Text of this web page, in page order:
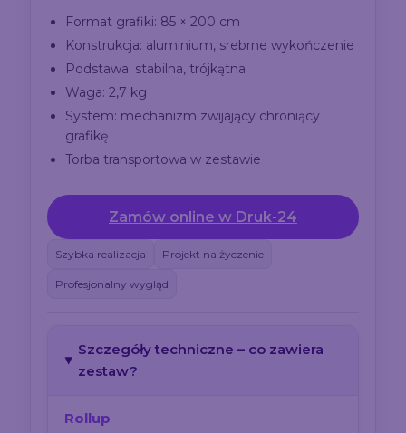
Format grafiki: 85 × 200 cm
Konstrukcja: aluminium, srebrne wykończenie
Podstawa: stabilna, trójkątna
Waga: 2,7 kg
System: mechanizm zwijający chroniący
grafikę
Torba transportowa w zestawie
Zamów online w Druk-24
Szybka realizacja Projekt na życzenie
Profesjonalny wygląd
Szczegóły techniczne – co zawiera
zestaw?
Rollup